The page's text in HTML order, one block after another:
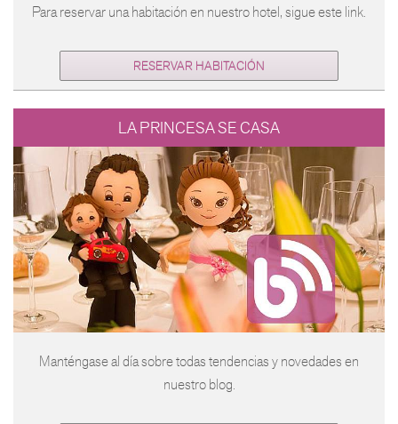
Para reservar una habitación en nuestro hotel, sigue este link.
RESERVAR HABITACIÓN
LA PRINCESA SE CASA
Manténgase al día sobre todas tendencias y novedades en
nuestro blog.